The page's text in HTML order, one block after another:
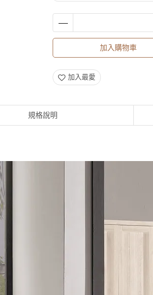
加入購物車
加入最愛
規格說明